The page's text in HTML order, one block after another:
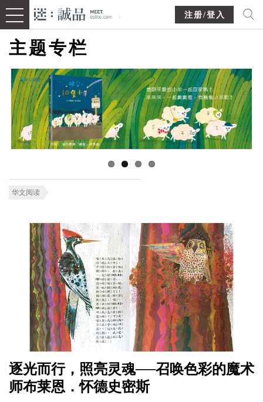
注册/登入
主题专栏
华文阅读
逐光而行，照亮灵魂──召唤色彩的魔术
师布莱恩．怀德史密斯